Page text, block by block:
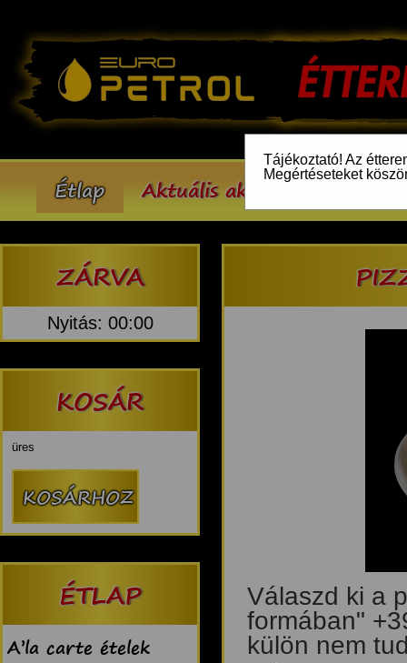
Tájékoztató! Az
Megértéseteket
Étlap Aktuális akcióink
ZÁRVA
Nyitás: 00:00
KOSÁR
üres
ÉTLAP
A’la carte ételek
Válaszd ki a
formában"
külön nem